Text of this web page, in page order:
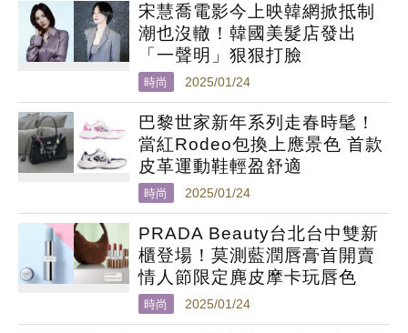
宋慧喬電影今上映韓網掀抵制
潮也沒轍！韓國美髮店發出
「一聲明」狠狠打臉
時尚 2025/01/24
巴黎世家新年系列走春時髦！
當紅Rodeo包換上應景色 首款
皮革運動鞋輕盈舒適
時尚 2025/01/24
PRADA Beauty台北台中雙新
櫃登場！莫測藍潤唇膏首開賣
情人節限定麂皮摩卡玩唇色
時尚 2025/01/24